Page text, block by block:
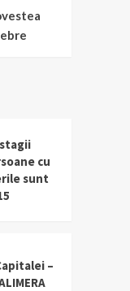
cu
sunt
–